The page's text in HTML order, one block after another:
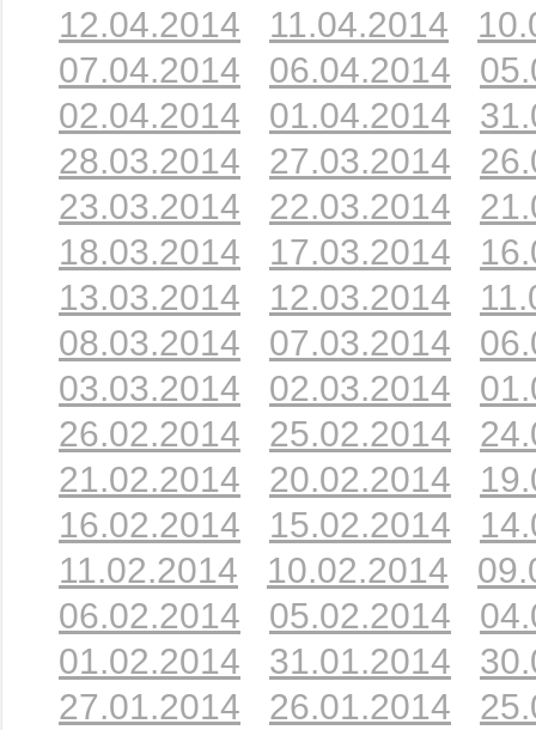
12.04.2014
11.04.2014
07.04.2014
06.04.2014
02.04.2014
01.04.2014
28.03.2014
27.03.2014
23.03.2014
22.03.2014
18.03.2014
17.03.2014
13.03.2014
12.03.2014
08.03.2014
07.03.2014
03.03.2014
02.03.2014
26.02.2014
25.02.2014
21.02.2014
20.02.2014
16.02.2014
15.02.2014
11.02.2014
10.02.2014
06.02.2014
05.02.2014
01.02.2014
31.01.2014
27.01.2014
26.01.2014